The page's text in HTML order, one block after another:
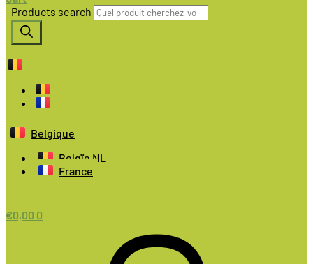
Products search
Belgique
Belgïe NL
France
€0,00 0